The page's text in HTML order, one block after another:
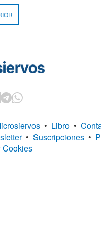
• Libro •
• Suscripciones •
Cookies